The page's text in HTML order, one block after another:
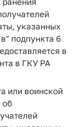
указанных
подпункта 6
в
в ГКУ РА
или воинской
об